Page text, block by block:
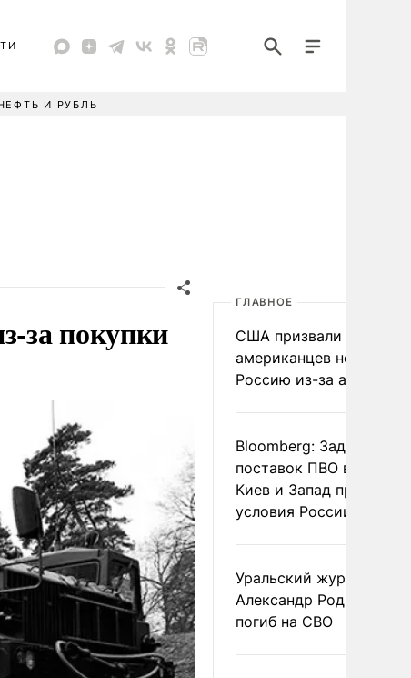
И РУБЛЬ
за покупки
ГЛАВНОЕ
США призвали
американцев не
Россию из-за атак ВСУ
Bloomberg: Задержка
поставок ПВО вынудит
Киев и Запад принять
условия России
Уральский журналист
Александр Родионов
погиб на СВО